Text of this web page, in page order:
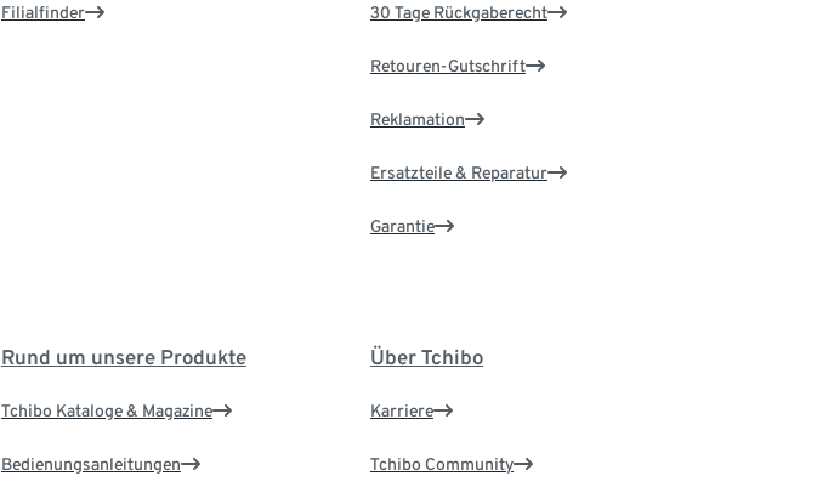
Filialfinder 30 Tage Rückgaberecht
Retouren-Gutschrift
Reklamation
Ersatzteile & Reparatur
Garantie
Rund um unsere Produkte
Tchibo Kataloge & Magazine
Bedienungsanleitungen
Über Tchibo
Karriere
Tchibo Community